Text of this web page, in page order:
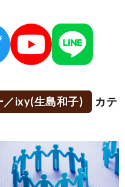
／ixy(生島和子)
カテ